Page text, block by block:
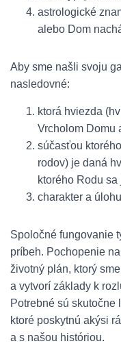
astrologické
alebo Dom
Aby sme našli svoju
nasledovné:
ktorá hviezda
Vrcholom Domu
súčasťou
rodov) je daná
ktorého Rodu sa
charakter a
Spoločné fungovanie
príbeh. Pochopenie
životný plán, ktorý
a vytvorí základy k
Potrebné sú skutočne
ktoré poskytnú akýsi
a s našou históriou.